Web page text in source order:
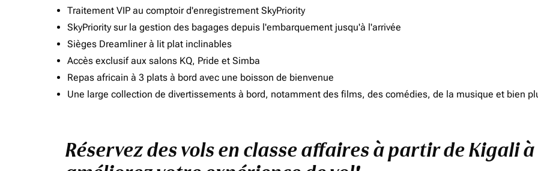
Traitement VIP au comptoir d'enregistrement SkyPriority
SkyPriority sur la gestion des bagages depuis l'embarquement jusqu'à l'arrivée
Sièges Dreamliner à lit plat inclinables
Accès exclusif aux salons KQ, Pride et Simba
Repas africain à 3 plats à bord avec une boisson de bienvenue
Une large collection de divertissements à bord, notamment des films, des comédies, de la musique et bien
Réservez des vols en classe affaires à partir de Kigali